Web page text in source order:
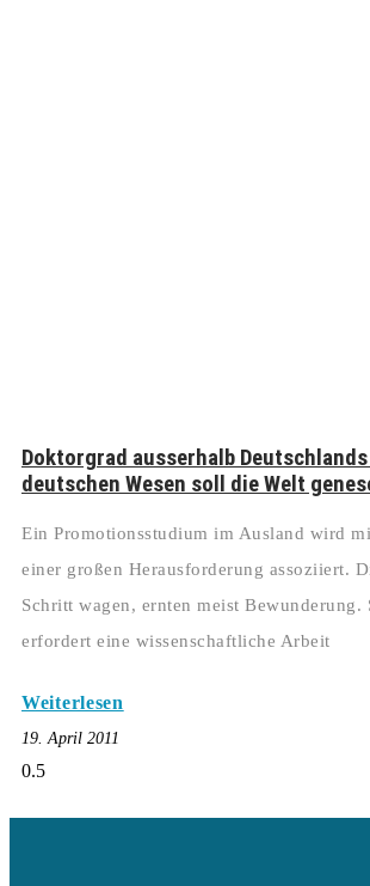
Doktorgrad ausserhalb
deutschen Wesen soll die Welt
Ein Promotionsstudium im Ausland wird
einer großen Herausforderung assoziiert.
Schritt wagen, ernten meist Bewunderung.
erfordert eine wissenschaftliche Arbeit
Weiterlesen
19. April 2011